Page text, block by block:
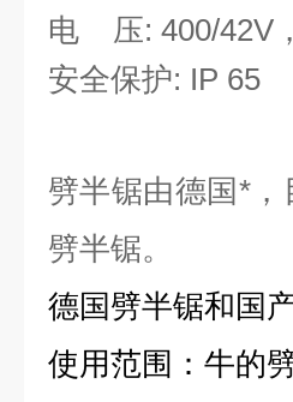
电
压: 400/42V ，
安全保护: IP 65
劈半锯由德国*
劈半锯。
德国劈半锯和国
使用范围：牛的劈